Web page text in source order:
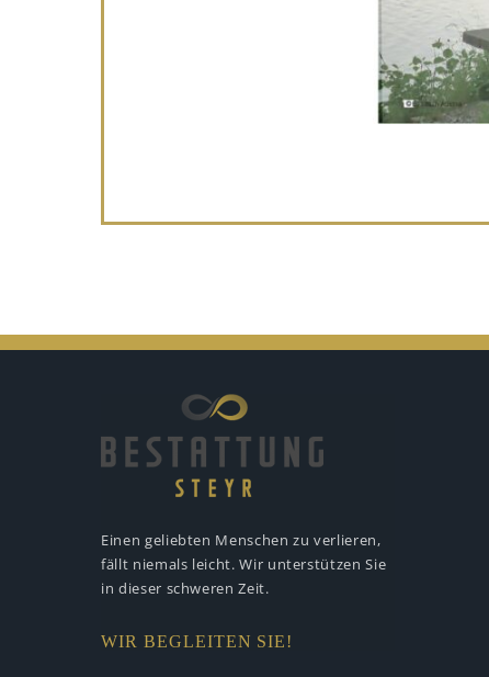
Einen geliebten Menschen zu verlieren,
fällt niemals leicht. Wir unterstützen Sie
in dieser schweren Zeit.
WIR BEGLEITEN SIE!